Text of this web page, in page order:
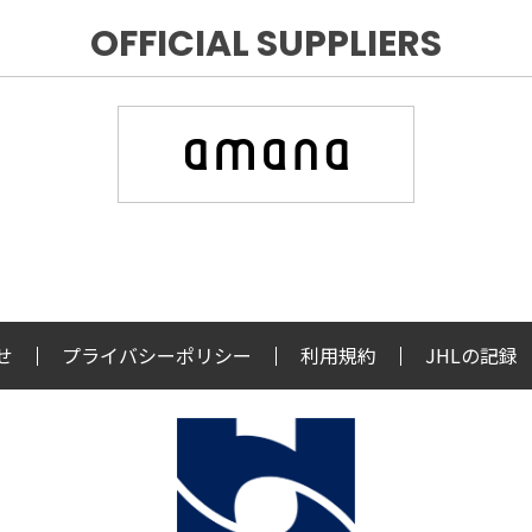
OFFICIAL SUPPLIERS
プライバシーポリシー 利用規約 JHLの記録